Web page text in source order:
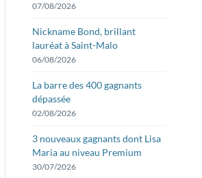
07/08/2026
Nickname Bond, brillant
lauréat à Saint-Malo
06/08/2026
La barre des 400 gagnants
dépassée
02/08/2026
3 nouveaux gagnants dont Lisa
Maria au niveau Premium
30/07/2026